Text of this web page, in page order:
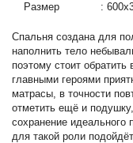
Размер
:
Спальня создана для
наполнить тело
поэтому стоит
главными героями
матрасы, в точности
отметить ещё и
сохранение идеального
для такой роли